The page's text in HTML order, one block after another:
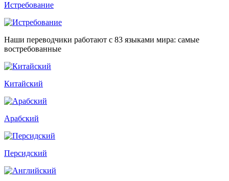
Истребование
Наши переводчики работают с 83 языками мира: самые
востребованные
Китайский
Арабский
Персидский